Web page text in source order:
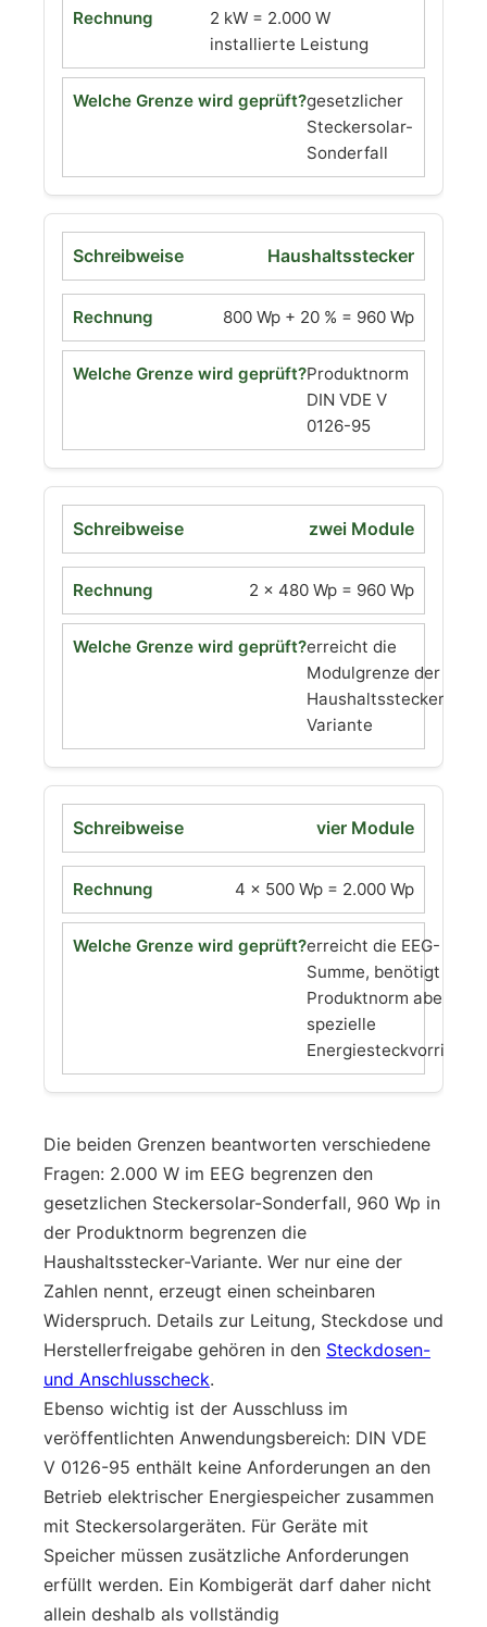
2 kW = 2.000 W
installierte Leistung
gesetzlicher
Steckersolar-
Sonderfall
Haushaltsstecker
800 Wp + 20 % = 960 Wp
Produktnorm
DIN VDE V
0126-95
zwei Module
2 × 480 Wp = 960 Wp
erreicht die
Modulgrenze der
Haushaltsstecker-
Variante
vier Module
4 × 500 Wp = 2.000 Wp
erreicht die EEG-
Summe, benötigt nach
Produktnorm aber die
spezielle
Die beiden Grenzen beantworten verschiedene
Fragen: 2.000 W im EEG begrenzen den
gesetzlichen Steckersolar-Sonderfall, 960 Wp in
der Produktnorm begrenzen die
Haushaltsstecker-Variante. Wer nur eine der
Zahlen nennt, erzeugt einen scheinbaren
Widerspruch. Details zur Leitung, Steckdose und
Herstellerfreigabe gehören in den Steckdosen-
und Anschlusscheck.
Ebenso wichtig ist der Ausschluss im
veröffentlichten Anwendungsbereich: DIN VDE
V 0126-95 enthält keine Anforderungen an den
Betrieb elektrischer Energiespeicher zusammen
mit Steckersolargeräten. Für Geräte mit
Speicher müssen zusätzliche Anforderungen
erfüllt werden. Ein Kombigerät darf daher nicht
allein deshalb als vollständig